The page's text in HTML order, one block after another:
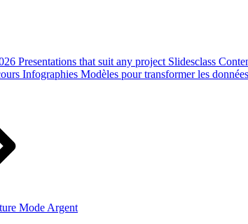
Presentations that suit any project Slidesclass
Infographies Modèles pour transformer les
Mode Argent